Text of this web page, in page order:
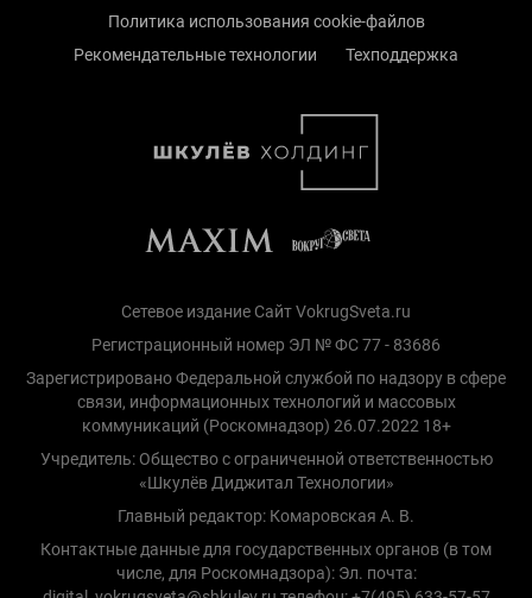
Политика использования cookie-файлов
Рекомендательные технологии
Техподдержка
Сетевое издание Сайт VokrugSveta.ru
Регистрационный номер ЭЛ № ФС 77 - 83686
Зарегистрировано Федеральной службой по надзору в сфере
связи, информационных технологий и массовых
коммуникаций (Роскомнадзор) 26.07.2022 18+
Учредитель: Общество с ограниченной ответственностью
«Шкулёв Диджитал Технологии»
Главный редактор: Комаровская А. В.
Контактные данные для государственных органов (в том
числе, для Роскомнадзора): Эл. почта: